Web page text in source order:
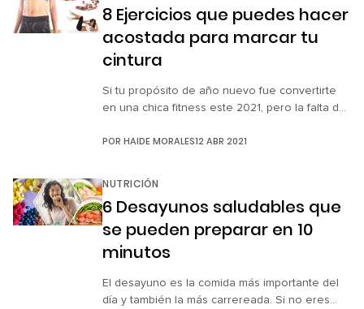
y mantener la masa muscular, […]
8 Ejercicios que puedes hacer
acostada para marcar tu
cintura
Si tu propósito de año nuevo fue convertirte
en una chica fitness este 2021, pero la falta de
colaboraron para nada con tu objetivo,
casa. ¡No te arrepentirás! Estas ocho rutinas de
darán resultados desde […]
POR HAIDE MORALES12 ABR 2021
NUTRICIÓN
6 Desayunos saludables que
se pueden preparar en 10
minutos
El desayuno es la comida más importante del
día y también la más carrereada. Si no eres